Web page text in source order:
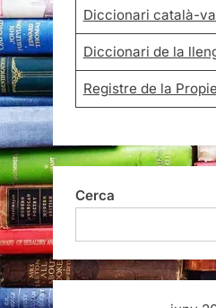
Diccionari català-
Diccionari de la
Registre de la
Cerca